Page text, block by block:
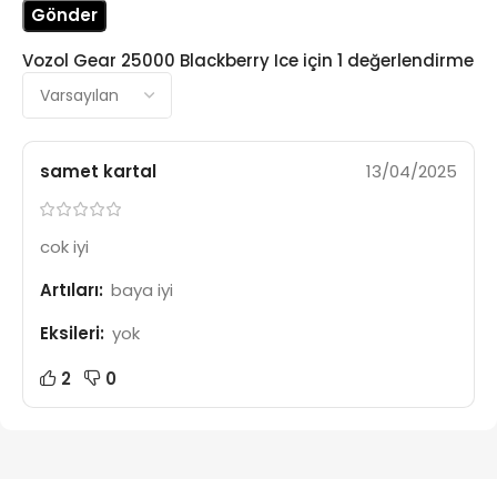
Vozol Gear 25000 Blackberry Ice için 1 değerlendirme
samet kartal 13/04/2025
cok iyi
Artıları: baya iyi
Eksileri: yok
2
0